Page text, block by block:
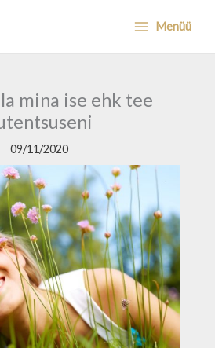
Menüü
mina ise ehk tee
09/11/2020